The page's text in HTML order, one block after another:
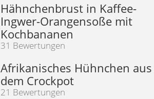
Hähnchenbrust in Kaffee-
Ingwer-Orangensoße mit
Kochbananen
31 Bewertungen
Afrikanisches Hühnchen aus
dem Crockpot
21 Bewertungen